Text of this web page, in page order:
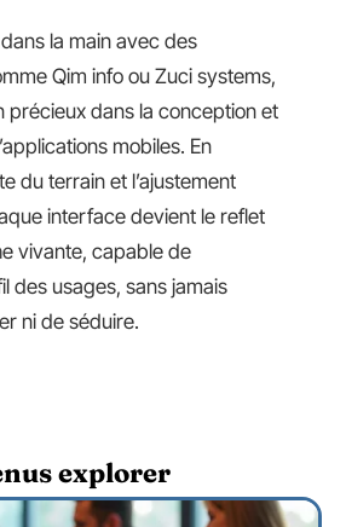
la main avec des
Qim info ou Zuci systems,
précieux dans la conception et
mobiles. En
du terrain et l’ajustement
interface devient le reflet
vivante, capable de
des usages, sans jamais
ni de séduire.
explorer